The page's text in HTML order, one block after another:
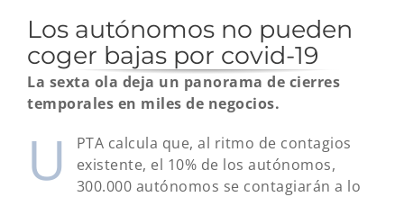
Los autónomos no pueden
coger bajas por covid-19
La sexta ola deja un panorama de cierres
temporales en miles de negocios.
U
PTA calcula que, al ritmo de contagios
existente, el 10% de los autónomos,
300.000 autónomos se contagiarán a lo